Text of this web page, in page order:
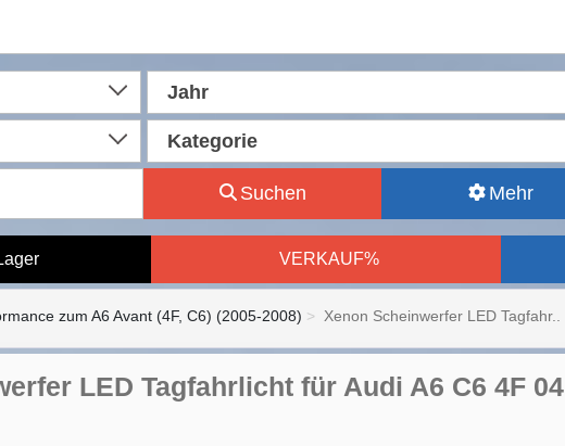
Jahr
Kategorie
Suchen Mehr
VERKAUF%
zum A6 Avant (4F, C6) (2005-2008) Xenon Scheinwerfer LED Tagfahr..
LED Tagfahrlicht für Audi A6 C6 4F